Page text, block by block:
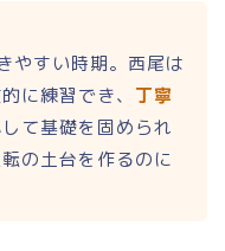
やすい時期。西尾は
に練習でき、 丁寧
て基礎を固められ
の土台を作るのに